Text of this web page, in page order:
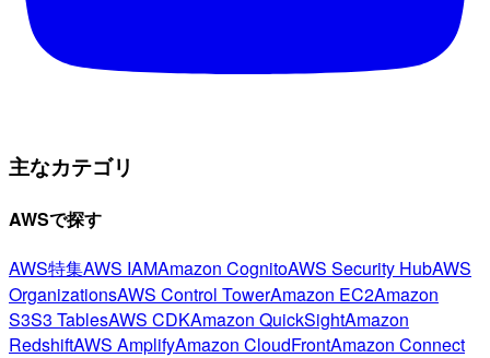
主なカテゴリ
AWSで探す
AWS特集AWS IAMAmazon CognitoAWS Security HubAWS
OrganizationsAWS Control TowerAmazon EC2Amazon
S3S3 TablesAWS CDKAmazon QuickSightAmazon
RedshiftAWS AmplifyAmazon CloudFrontAmazon Connect